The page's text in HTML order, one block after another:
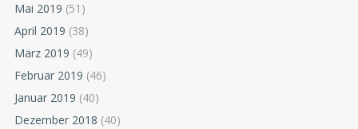
Mai 2019 (51)
April 2019 (38)
März 2019 (49)
Februar 2019 (46)
Januar 2019 (40)
Dezember 2018 (40)